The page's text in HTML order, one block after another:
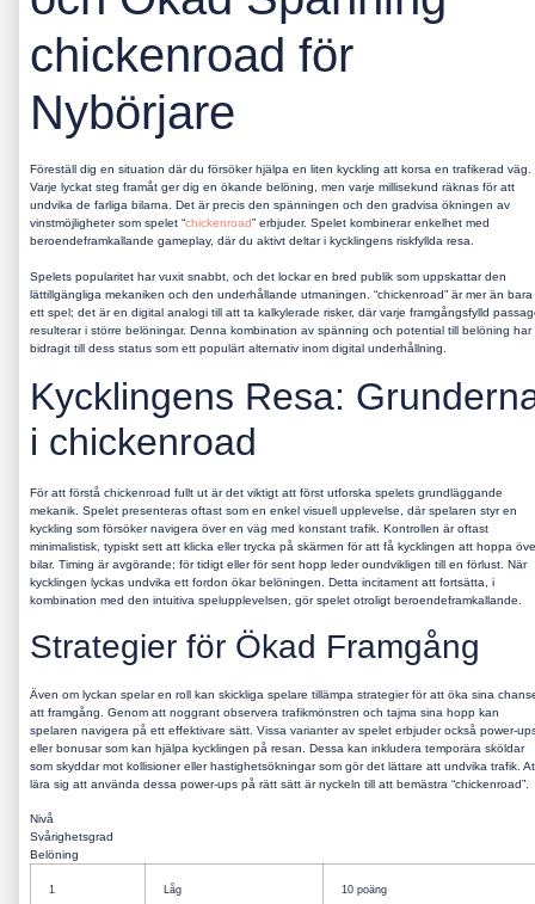
chickenroad för
Nybörjare
Föreställ dig en situation där du försöker hjälpa en liten kyckling att korsa en trafikerad väg.
Varje lyckat steg framåt ger dig en ökande belöning, men varje millisekund räknas för att
undvika de farliga bilarna. Det är precis den spänningen och den gradvisa ökningen av
vinstmöjligheter som spelet “chickenroad” erbjuder. Spelet kombinerar enkelhet med
beroendeframkallande gameplay, där du aktivt deltar i kycklingens riskfyllda resa.
Spelets popularitet har vuxit snabbt, och det lockar en bred publik som uppskattar den
lättillgängliga mekaniken och den underhållande utmaningen. “chickenroad” är mer än bara
ett spel; det är en digital analogi till att ta kalkylerade risker, där varje framgångsfylld
resulterar i större belöningar. Denna kombination av spänning och potential till belöning har
bidragit till dess status som ett populärt alternativ inom digital underhållning.
Kycklingens Resa:
i chickenroad
För att förstå chickenroad fullt ut är det viktigt att först utforska spelets grundläggande
mekanik. Spelet presenteras oftast som en enkel visuell upplevelse, där spelaren styr en
kyckling som försöker navigera över en väg med konstant trafik. Kontrollen är oftast
minimalistisk, typiskt sett att klicka eller trycka på skärmen för att få kycklingen att hoppa
bilar. Timing är avgörande; för tidigt eller för sent hopp leder oundvikligen till en förlust. När
kycklingen lyckas undvika ett fordon ökar belöningen. Detta incitament att fortsätta, i
kombination med den intuitiva spelupplevelsen, gör spelet otroligt beroendeframkallande.
Strategier för Ökad Framgång
Även om lyckan spelar en roll kan skickliga spelare tillämpa strategier för att öka sina
att framgång. Genom att noggrant observera trafikmönstren och tajma sina hopp kan
spelaren navigera på ett effektivare sätt. Vissa varianter av spelet erbjuder också power-
eller bonusar som kan hjälpa kycklingen på resan. Dessa kan inkludera temporära sköldar
som skyddar mot kollisioner eller hastighetsökningar som gör det lättare att undvika trafik.
lära sig att använda dessa power-ups på rätt sätt är nyckeln till att bemästra “chickenroad”.
Nivå
Svårighetsgrad
Belöning
1 Låg 10 poäng